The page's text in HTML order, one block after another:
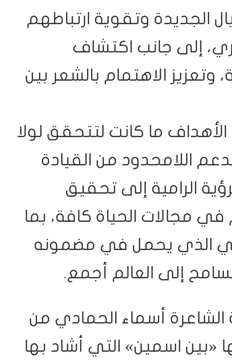
الجديدة وتقوية ارتباطهم
إلى جانب اكتشاف
وتعزيز الاهتمام بالشعر بين
ما كانت لتتحقق لولا
اللامحدود من القيادة
الرامية إلى تحقيق
مجالات الحياة كافة، بما
الذي يحمل في مضمونه
إلى العالم أجمع.
الشاعرة أسماء الحمادي من
«بين اسمين» التي أشاد بها